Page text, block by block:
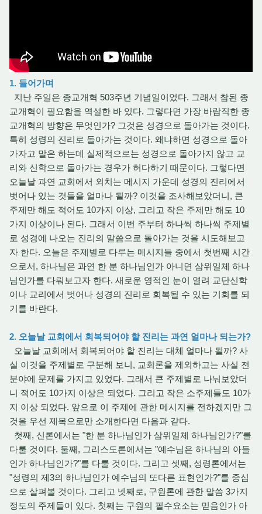
1. 들어가며
지난 주일은 종교개혁 503주년 기념일이었다. 그래서 참된 종
교개혁이 필요함을 역설한 바 있다. 그렇다면 가장 바람직한 종
교개혁의 방향은 무엇인가? 그것은 성경으로 돌아가는 것이다.
특히 성령의 진리로 돌아가는 것이다. 왜냐하면 성경으로 돌아
가자고 말은 하는데 실제적으로는 성경으로 돌아가지 않고 교
리와 신학으로 돌아가는 경우가 허다하기 때문이다. 그렇다면
오늘날 과연 교회에서 외치는 메시지 가운데 성경의 진리에서
벗어나 있는 것들을 얼마나 될까? 이것을 조사해보았더니, 큰
주제만 해도 적어도 10가지 이상, 그리고 작은 주제만 해도 10
가지 이상이나 된다. 그래서 이번 주부터 하나씩 하나씩 주제별
로 성경에 나오는 진리의 말씀으로 돌아가는 것을 시도해보고
자 한다. 오늘은 주제별로 다루는 메시지들 중에서 첫번째 시간
으로서, 하나님은 과연 한 분 하나님인가 아니면 삼위일체 하나
님인가를 다뤄보고자 한다. 새로운 영적인 눈이 열려 교단신학
이나 교리에서 벗어나 성경의 진리로 회복될 수 있는 기회를 되
기를 바란다.
2. 오늘날 교회에서 회복되어야 할 진리는 과연 얼마나 되는가?
오늘날 교회에서 회복되어야 할 진리는 대체 얼마나 될까? 사
실 이것을 주제별로 구분해 보니, 교회론을 제외하고는 사실 전
분야에 문제를 가지고 있었다. 그래서 큰 주제별로 나눠보았더
니 적어도 10가지 이상은 되었다. 그리고 작은 소주제들도 10가
지 이상 되었다. 앞으로 이 주제에 관한 메시지를 전하겠지만 그
것을 우선 제목으로만 소개한다면 다음과 같다.
첫째, 신론에서는 "한 분 하나님인가 삼위일체 하나님인가?"를
다룰 것이다. 둘째, 그리스도론에서는 "예수님은 하나님의 아들
인가 하나님인가?"를 다룰 것이다. 그리고 셋째, 성령론에서는
"성령의 제3의 하나님인가 예수님의 또다른 표현인가?"를 중심
으로 살펴볼 것이다. 그리고 넷째로, 구원론에 관한 말씀 3가지
정도의 주제들이 있다. 첫째는 구원의 필수요소는 믿음인가 아